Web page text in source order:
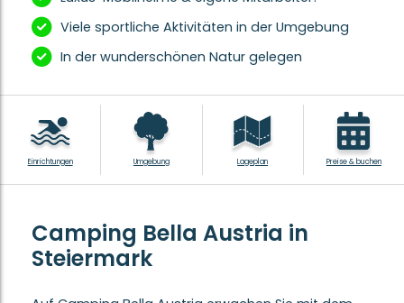
Viele sportliche Aktivitäten in der Umgebung
In der wunderschönen Natur gelegen
Einrichtungen Umgebung Lageplan Preise & buchen
Camping Bella Austria in
Steiermark